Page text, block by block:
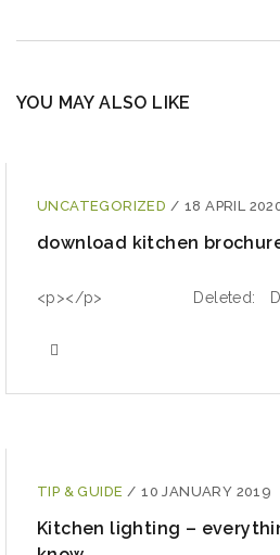
YOU MAY ALSO LIKE
UNCATEGORIZED / 18 APRIL
download kitchen
<p></p> Deleted:
TIP & GUIDE / 10 JANUARY 2019
Kitchen lighting –